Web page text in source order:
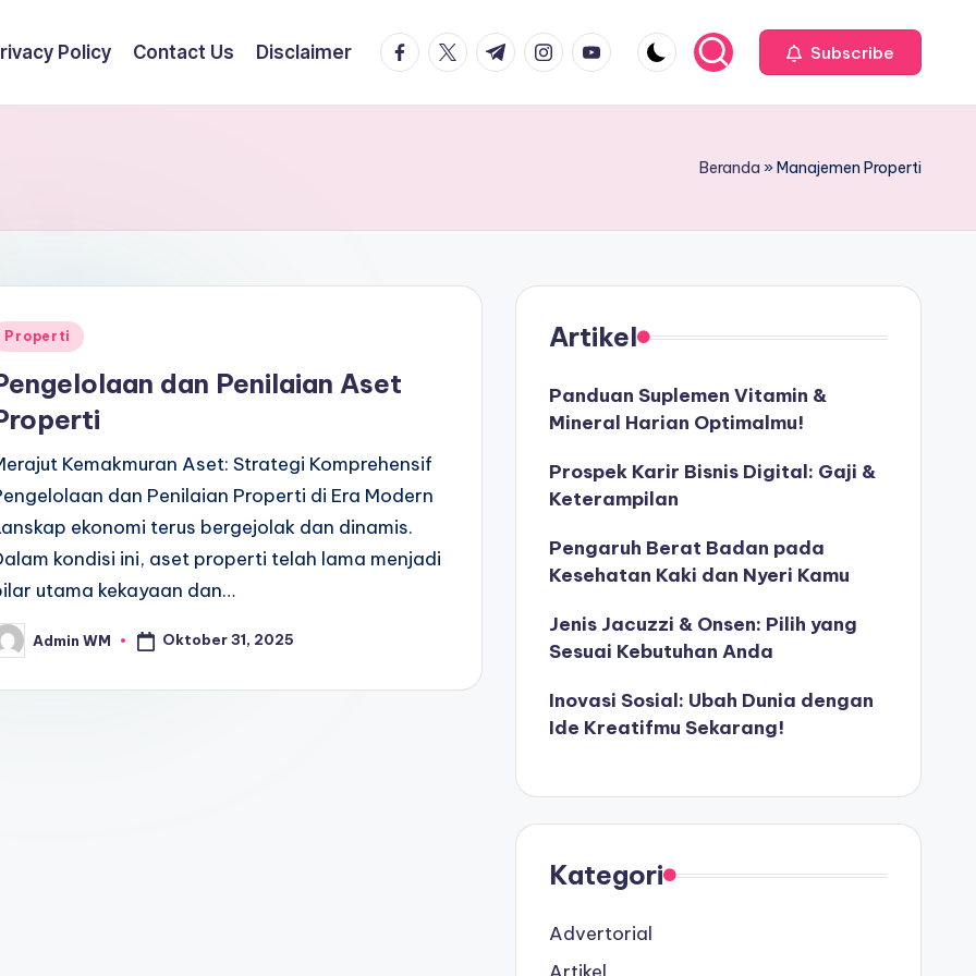
Policy Contact Us Disclaimer facebook.com
twitter.com
t.me instagram.com
youtube.com Subscribe
Beranda »Manajemen Properti
Properti
dan Penilaian Aset
Kemakmuran Aset: Strategi Komprehensif
dan Penilaian Properti di Era Modern
ekonomi terus bergejolak dan dinamis.
kondisi ini, aset properti telah lama menjadi
utama kekayaan dan…
Admin WM Oktober 31, 2025
Artikel
Panduan Suplemen Vitamin &
Mineral Harian Optimalmu!
Prospek Karir Bisnis Digital: Gaji &
Keterampilan
Pengaruh Berat Badan pada
Kesehatan Kaki dan Nyeri Kamu
Jenis Jacuzzi & Onsen: Pilih yang
Sesuai Kebutuhan Anda
Inovasi Sosial: Ubah Dunia dengan
Ide Kreatifmu Sekarang!
Kategori
Advertorial